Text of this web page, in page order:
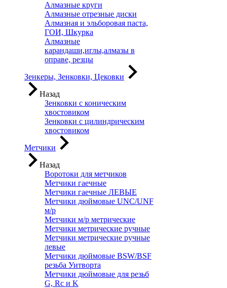
Алмазные круги
Алмазные отрезные диски
Алмазная и эльборовая паста,
ГОИ, Шкурка
Алмазные
карандаши,иглы,алмазы в
оправе, резцы
Зенкеры, Зенковки, Цековки
Назад
Зенковки с коническим
хвостовиком
Зенковки с цилиндрическим
хвостовиком
Метчики
Назад
Воротоки для метчиков
Метчики гаечные
Метчики гаечные ЛЕВЫЕ
Метчики дюймовые UNC/UNF
м/р
Метчики м/р метрические
Метчики метрические ручные
Метчики метрические ручные
левые
Метчики дюймовые BSW/BSF
резьба Уитворта
Метчики дюймовые для резьб
G, Rc и K